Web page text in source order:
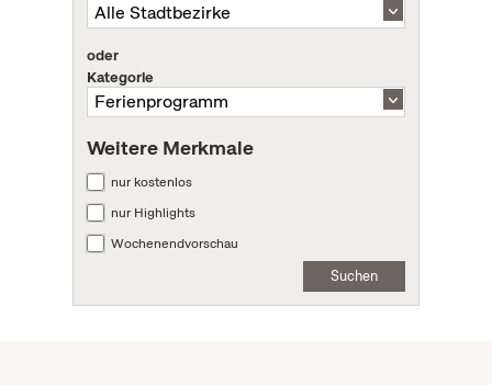
oder
Kategorie
Weitere Merkmale
nur kostenlos
nur Highlights
Wochenendvorschau
Suchen